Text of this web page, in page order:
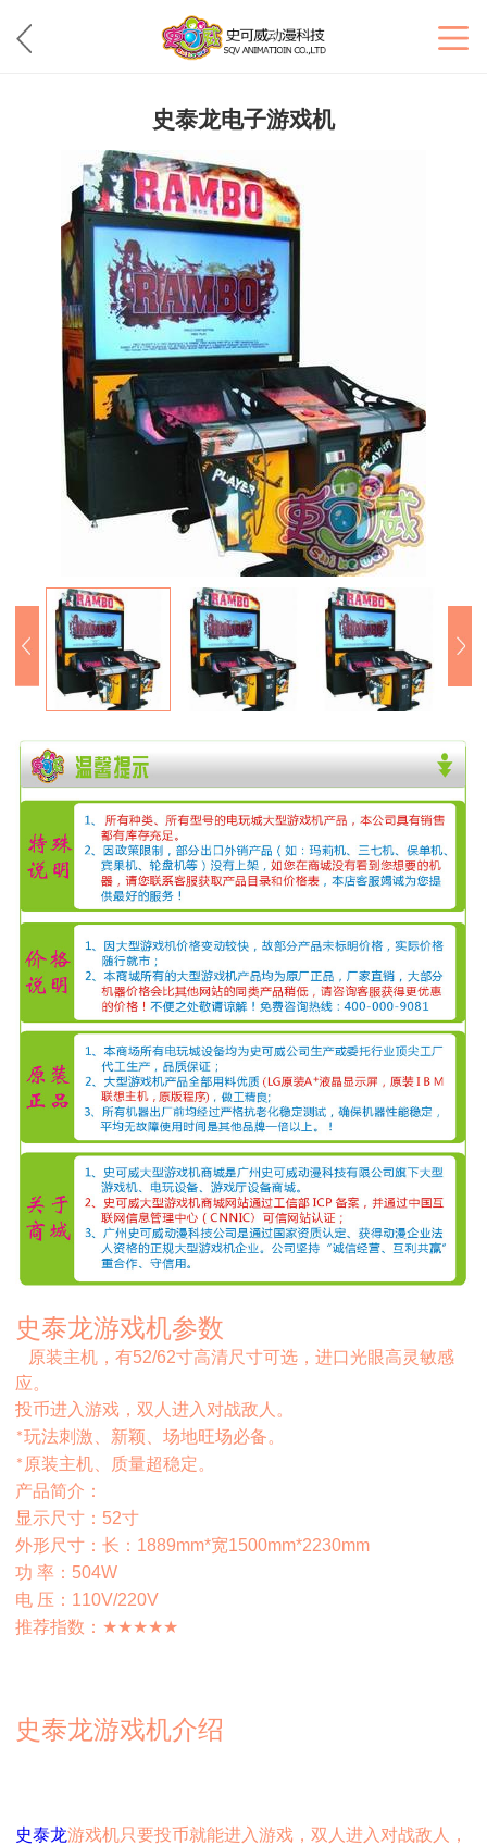
史泰龙电子游戏机
史泰龙游戏机参数
原装主机，有52/62寸高清尺寸可选，进口光眼高灵敏感
应。
投币进入游戏，双人进入对战敌人。
*玩法刺激、新颖、场地旺场必备。
* 原装主机、质量超稳定。
产品简介：
显示尺寸： 52寸
外形尺寸：长： 1889mm*宽1500mm*2230mm
功 率： 504W
电 压： 110V/220V
推荐指数： ★★★★★
史泰龙游戏机介绍
史泰龙游戏机只要投币就能进入游戏，双人进入对战敌人，